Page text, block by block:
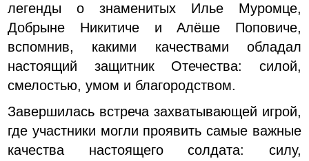
легенды о знаменитых Илье Муромце,
Добрыне Никитиче и Алёше Поповиче,
вспомнив, какими качествами обладал
настоящий защитник Отечества: силой,
смелостью, умом и благородством.
Завершилась встреча захватывающей игрой,
где участники могли проявить самые важные
качества настоящего солдата: силу,